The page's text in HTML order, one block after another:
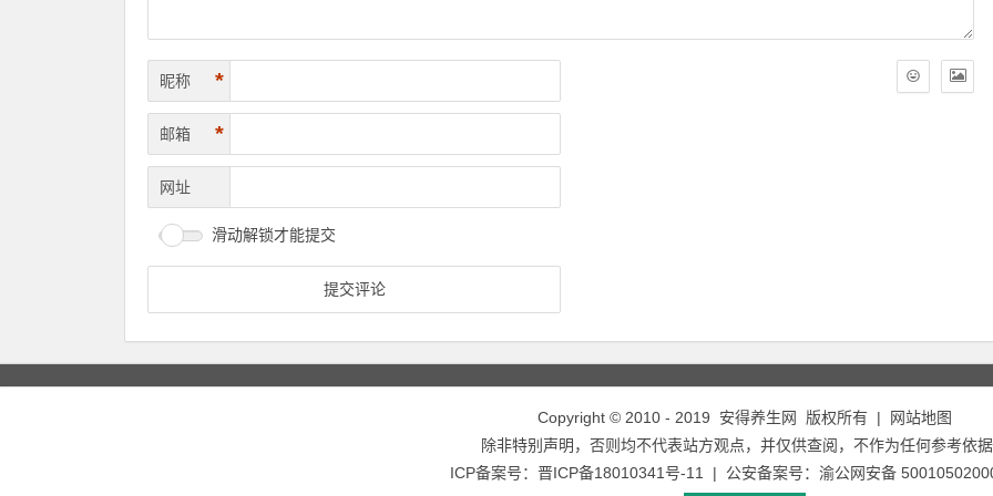
昵称 *
邮箱 *
网址
滑动解锁才能提交
Copyright © 2010 - 2019 安得养生网 版权所有 |
网站地图
除非特别声明，否则均不代表站方观点，并仅供查阅，不作为任何参考依据
ICP备案号： 晋ICP备18010341号-11 | 公安备案号： 渝公网安备